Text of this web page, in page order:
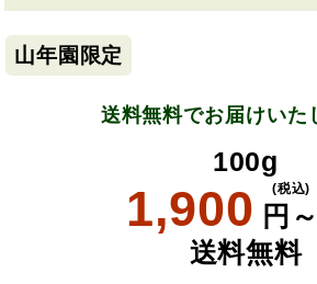
山年園限定
送料無料でお届けいた
100g
1,900 円～
(税込)
送料無料